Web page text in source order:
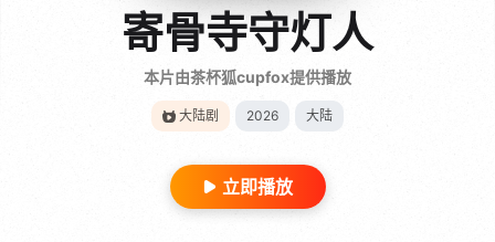
寄骨寺守灯人
本片由茶杯狐cupfox提供播放
大陆剧 2026 大陆
立即播放